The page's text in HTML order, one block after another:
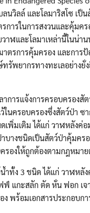
นวิลล์ และโลมาริสโซ เ
รในการสงวนและคุ้มค
ฬและโลมาเหล่านี้ในน่า
ตรการคุ้มครอง และกา
พยากรทางทะเลอย่าง
าการแจ้งการครอบครอ
ในครอบครองซึ่งสัตว์ป่า
พิ่มเติม ได้แก่ วาฬหลังค่
างชนิดเป็นสัตว์ป่าคุ้มค
รองให้ถูกต้องตามกฎหมา
ทั้ง 3 ชนิด ได้แก่ วาฬหลั
แกะสลัก ตัด หั่น ฟอก เ
พร้อมเอกสารประกอบก